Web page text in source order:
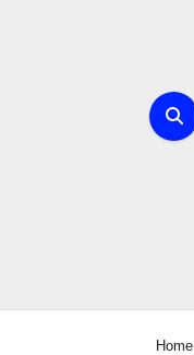
Home